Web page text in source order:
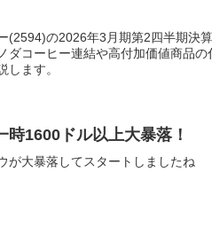
(2594)の2026年3月期第2四半期決
ダコーヒー連結や高付加価値商品
します。
時1600ドル以上大暴落！
が大暴落してスタートしましたね